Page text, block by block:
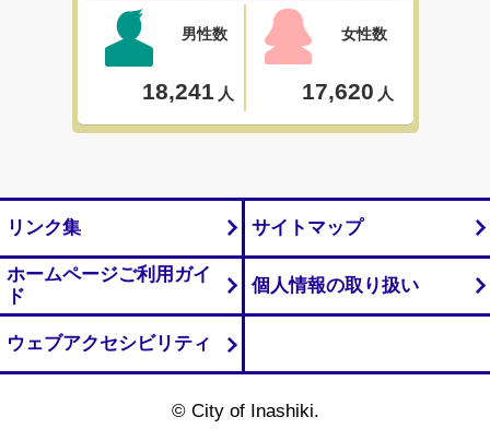
リンク集 サイトマップ
ホームページご利用ガイ
ド
個人情報の取り扱い
ウェブアクセシビリティ
© City of Inashiki.